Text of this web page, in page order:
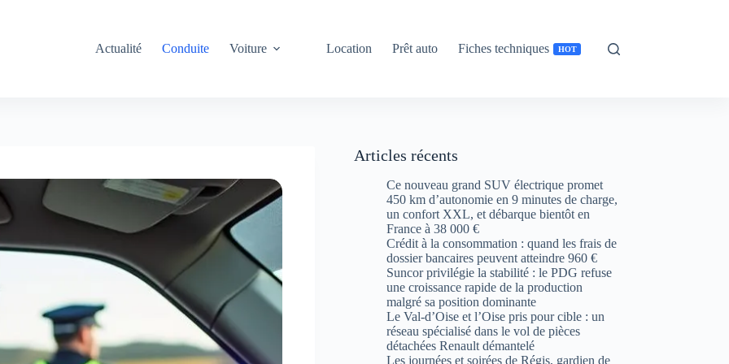
Actualité Conduite Voiture Location Prêt auto Fiches techniques HOT
Articles récents
Ce nouveau grand SUV électrique promet
450 km d’autonomie en 9 minutes de charge,
un confort XXL, et débarque bientôt en
France à 38 000 €
Crédit à la consommation : quand les frais de
dossier bancaires peuvent atteindre 960 €
Suncor privilégie la stabilité : le PDG refuse
une croissance rapide de la production
malgré sa position dominante
Le Val-d’Oise et l’Oise pris pour cible : un
réseau spécialisé dans le vol de pièces
détachées Renault démantelé
Les journées et soirées de Régis, gardien de